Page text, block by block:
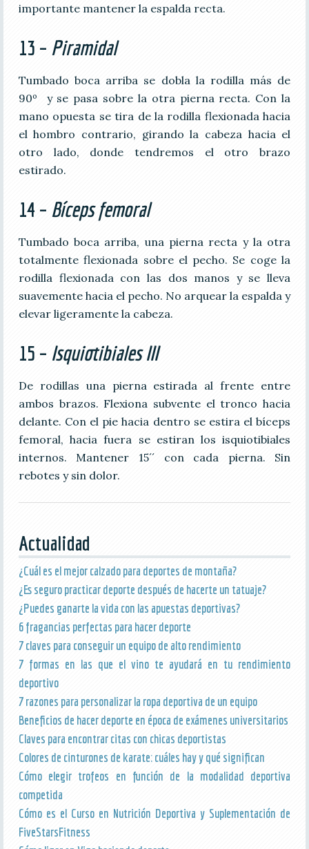
importante mantener la espalda recta.
13 – Piramidal
Tumbado boca arriba se dobla la rodilla más de
90º y se pasa sobre la otra pierna recta. Con la
mano opuesta se tira de la rodilla flexionada hacia
el hombro contrario, girando la cabeza hacia el
otro lado, donde tendremos el otro brazo
estirado.
14 – Bíceps femoral
Tumbado boca arriba, una pierna recta y la otra
totalmente flexionada sobre el pecho. Se coge la
rodilla flexionada con las dos manos y se lleva
suavemente hacia el pecho. No arquear la espalda y
elevar ligeramente la cabeza.
15 – Isquiotibiales III
De rodillas una pierna estirada al frente entre
ambos brazos. Flexiona subvente el tronco hacia
delante. Con el pie hacia dentro se estira el bíceps
femoral, hacia fuera se estiran los isquiotibiales
internos. Mantener 15´´ con cada pierna. Sin
rebotes y sin dolor.
Actualidad
¿Cuál es el mejor calzado para deportes de montaña?
¿Es seguro practicar deporte después de hacerte un tatuaje?
¿Puedes ganarte la vida con las apuestas deportivas?
6 fragancias perfectas para hacer deporte
7 claves para conseguir un equipo de alto rendimiento
7 formas en las que el vino te ayudará en tu rendimiento
deportivo
7 razones para personalizar la ropa deportiva de un equipo
Beneficios de hacer deporte en época de exámenes universitarios
Claves para encontrar citas con chicas deportistas
Colores de cinturones de karate: cuáles hay y qué significan
Cómo elegir trofeos en función de la modalidad deportiva
competida
Cómo es el Curso en Nutrición Deportiva y Suplementación de
FiveStarsFitness